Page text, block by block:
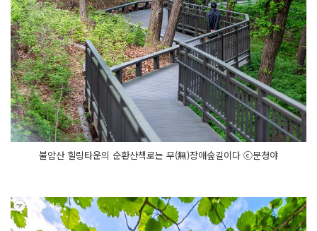
불암산 힐링타운의 순환산책로는 무(無)장애숲길이다 ⓒ문청야